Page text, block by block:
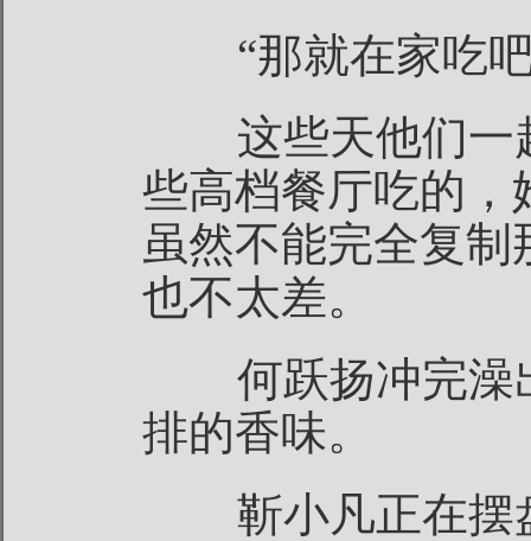
“那就在家吃吧
这些天他们一
些高档餐厅吃的，
虽然不能完全复
也不太差。
何跃扬冲完澡
排的香味。
靳小凡正在摆